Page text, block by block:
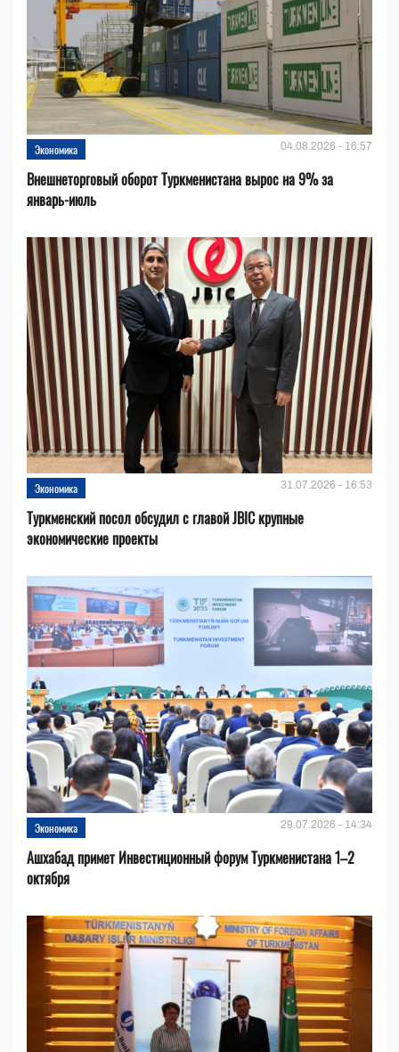
Экономика 04.08.2026 - 16:57
Внешнеторговый оборот Туркменистана вырос на 9% за
январь-июль
Экономика 31.07.2026 - 16:53
Туркменский посол обсудил с главой JBIC крупные
экономические проекты
Экономика 29.07.2026 - 14:34
Ашхабад примет Инвестиционный форум Туркменистана 1–2
октября